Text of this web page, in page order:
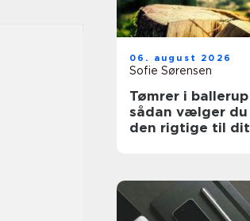
06. august 2026
Sofie Sørensen
Tømrer i ballerup
sådan vælger du
den rigtige til dit